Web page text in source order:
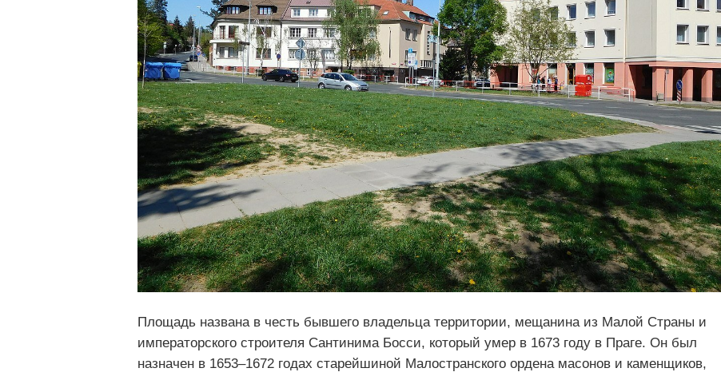
Площадь названа в честь бывшего владельца территории, мещанина из Малой Страны и
императорского строителя Сантинима Босси, который умер в 1673 году в Праге. Он был
назначен в 1653–1672 годах старейшиной Малостранского ордена масонов и каменщиков,